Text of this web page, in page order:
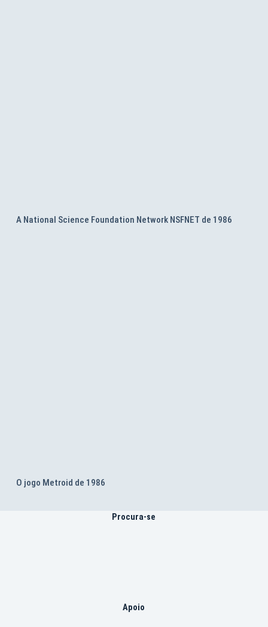
A National Science Foundation Network NSFNET de 1986
O jogo Metroid de 1986
Procura-se
Apoio